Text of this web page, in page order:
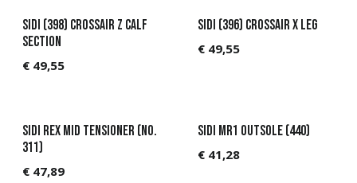
Sidi (398) Crossair Z Calf
section
€ 49,55
Sidi (396) Crossair X Leg
€ 49,55
Sidi Rex Mid Tensioner (No.
311)
€ 47,89
Sidi MR1 Outsole (440)
€ 41,28